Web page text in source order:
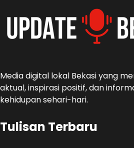
Media digital lokal Bekasi yang
aktual, inspirasi positif, dan
kehidupan sehari-hari.
Tulisan Terbaru